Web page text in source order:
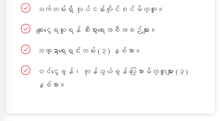
သက်တမ်းရှိ လုပ်ငန်းလိုင်စင်မိတ္တူ။
ချေးငွေရယူရန် စီးပွားရေးအစီအစဉ်များ။
ဘဏ္ဍာရေးရှင်းတမ်း (၃) နှစ်စာ။
ဝင်ငွေခွန်၊ ကုန်သွယ်ခွန် ပြေစာမိတ္တူများ (၃)
နှစ်စာ။